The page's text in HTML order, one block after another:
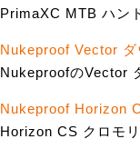
PrimaXC MTB ハン
Nukeproof Vector
NukeproofのVector
Nukeproof Horizon
Horizon CS クロモ